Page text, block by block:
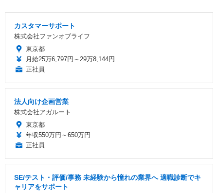
カスタマーサポート
株式会社ファンオブライフ
東京都
月給25万6,797円～29万8,144円
正社員
法人向け企画営業
株式会社アガルート
東京都
年収550万円～650万円
正社員
SE/テスト・評価/事務 未経験から憧れの業界へ 適職診断でキ
ャリアをサポート